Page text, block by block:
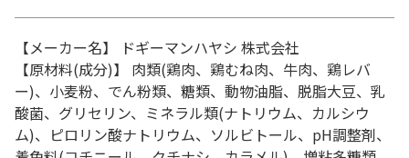
【メーカー名】 ドギーマンハヤシ 株式会社
【原材料(成分)】 肉類(鶏肉、鶏むね肉、牛肉、鶏レバ
ー)、小麦粉、でん粉類、糖類、動物油脂、脱脂大豆、乳
酸菌、グリセリン、ミネラル類(ナトリウム、カルシウ
ム)、ピロリン酸ナトリウム、ソルビトール、pH調整剤、